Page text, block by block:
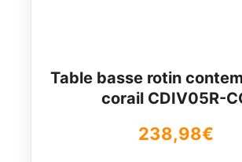
Table basse rotin
corail CDIV05R-
238,98€